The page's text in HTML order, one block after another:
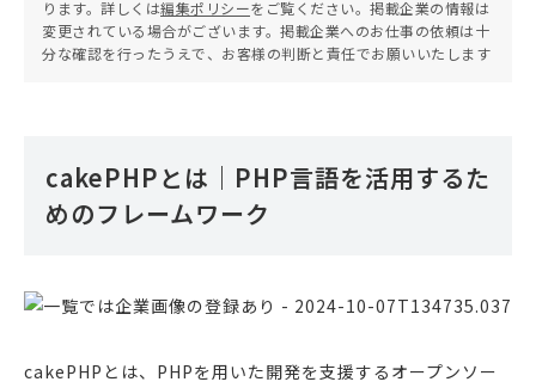
ります。詳しくは編集ポリシーをご覧ください。掲載企業の情報は
変更されている場合がございます。掲載企業へのお仕事の依頼は十
分な確認を行ったうえで、お客様の判断と責任でお願いいたします
cakePHPとは｜PHP言語を活用するた
めのフレームワーク
cakePHPとは、PHPを用いた開発を支援するオープンソー